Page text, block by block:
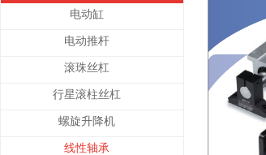
电动缸
电动推杆
滚珠丝杠
行星滚柱丝杠
螺旋升降机
线性轴承